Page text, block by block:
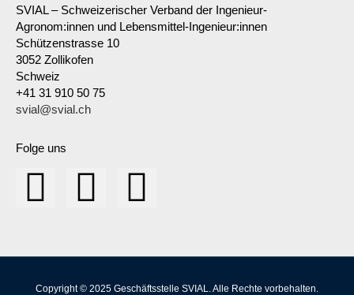
SVIAL – Schweizerischer Verband der Ingenieur-
Agronom:innen und Lebensmittel-Ingenieur:innen
Schützenstrasse 10
3052 Zollikofen
Schweiz
+41 31 910 50 75
svial@svial.ch
Folge uns
Copyright © 2025 Geschäftsstelle SVIAL. Alle Rechte vorbehalten.